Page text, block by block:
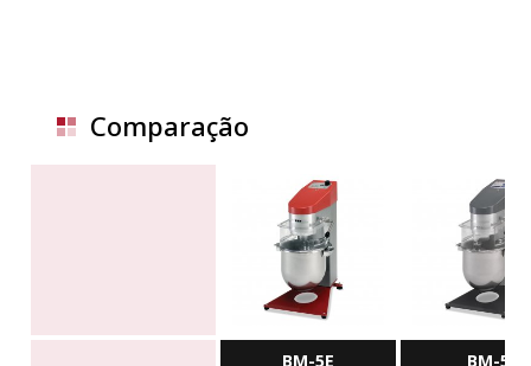
Comparação
BM-5E BM-5